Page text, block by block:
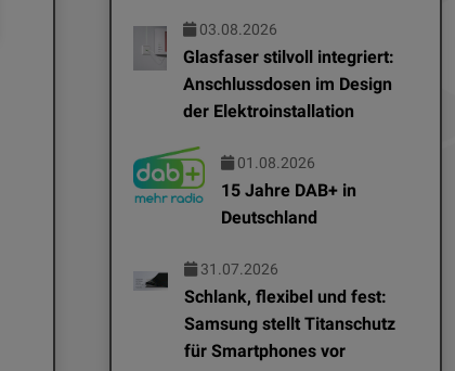
03.08.2026
Glasfaser stilvoll integriert:
Anschlussdosen im Design
der Elektroinstallation
01.08.2026
15 Jahre DAB+ in
Deutschland
31.07.2026
Schlank, flexibel und fest:
Samsung stellt Titanschutz
für Smartphones vor